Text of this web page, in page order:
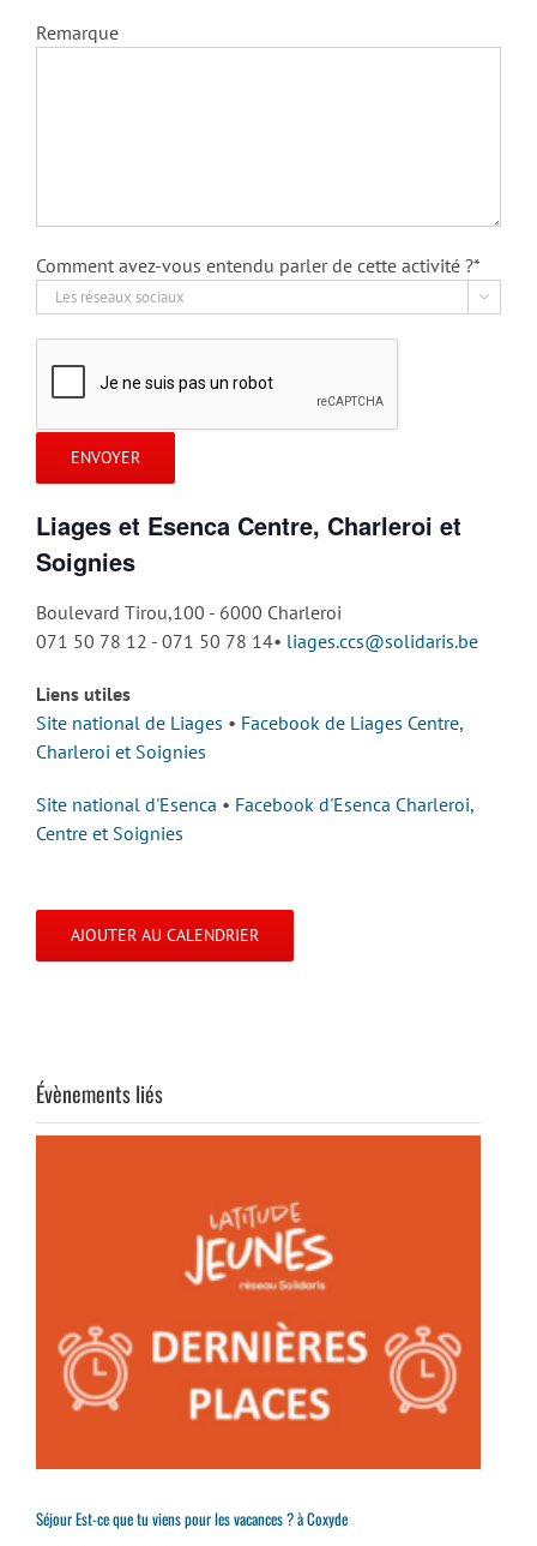
Remarque
Comment avez-vous entendu parler de cette activité ?*

Liages et Esenca Centre, Charleroi et
Soignies
Boulevard Tirou,100 - 6000 Charleroi
071 50 78 12 - 071 50 78 14• liages.ccs@solidaris.be
Liens utiles
Site national de Liages • Facebook de Liages Centre,
Charleroi et Soignies
Site national d'Esenca • Facebook d'Esenca Charleroi,
Centre et Soignies
AJOUTER AU CALENDRIER
Évènements liés
Séjour Est-ce que tu viens pour les vacances ? à Coxyde